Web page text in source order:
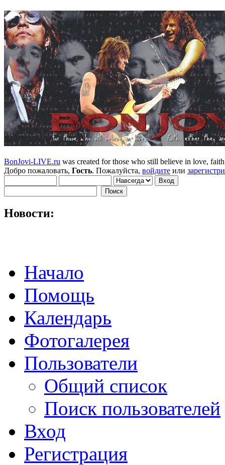
BonJovi-LIVE.ru was created for those who still believe in love,
Добро пожаловать, Гость. Пожалуйста, войдите или
Новости:
Начало
Помощь
Календарь
Фотогалерея
Пользователи
Общий список
Поиск пользователей
Вход
Регистрация